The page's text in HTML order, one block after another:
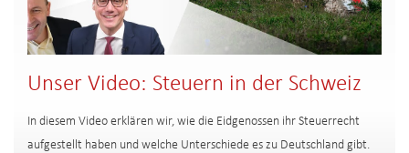
Unser Video: Steuern in der Schweiz
In diesem Video erklären wir, wie die Eidgenossen ihr Steuerrecht
aufgestellt haben und welche Unterschiede es zu Deutschland gibt.